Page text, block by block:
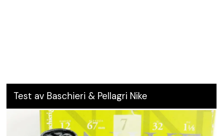
Test av Baschieri & Pellagri Nike